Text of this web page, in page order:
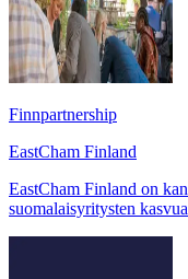
Finnpartnership
EastCham Finland
EastCham Finland on
suomalaisyritysten